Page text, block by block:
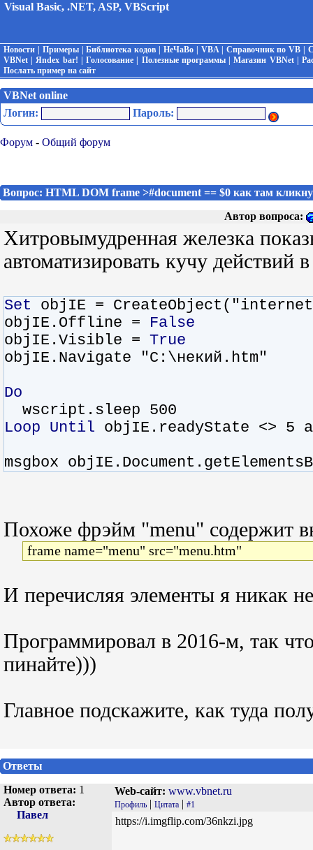
Visual Basic, .NET, ASP, VBScript
Новости Примеры|Библиотека кодов |НеЧаВо VBA| Справочник по VB |
VBNet |Яndex bar! |Голосование Полезные программы|Магазин VBNet|
Послать пример на сайт
VBNet online
Логин:
Пароль:
Форум - Общий форум
Вопрос: HTML DOM frame >#document == $0 как там
Автор вопроса:
Хитровымудренная железка
автоматизировать кучу действий
Set objIE =
objIE.Offline = False
objIE.Visible = True
objIE.Navigate "C:\некий.htm"
Do
wscript.sleep 500
Loop Until objIE.readyState <> 5
msgbox
Похоже фрэйм "menu" содержит
frame name="menu" src="menu.htm"
И перечисляя элементы я никак
Программировал в 2016-м, так
пинайте)))
Главное подскажите, как туда
Ответы
Номер ответа: 1
Автор ответа:
Павел
Web-сайт: www.vbnet.ru
Профиль | Цитата | #1
https://i.imgflip.com/36nkzi.jpg